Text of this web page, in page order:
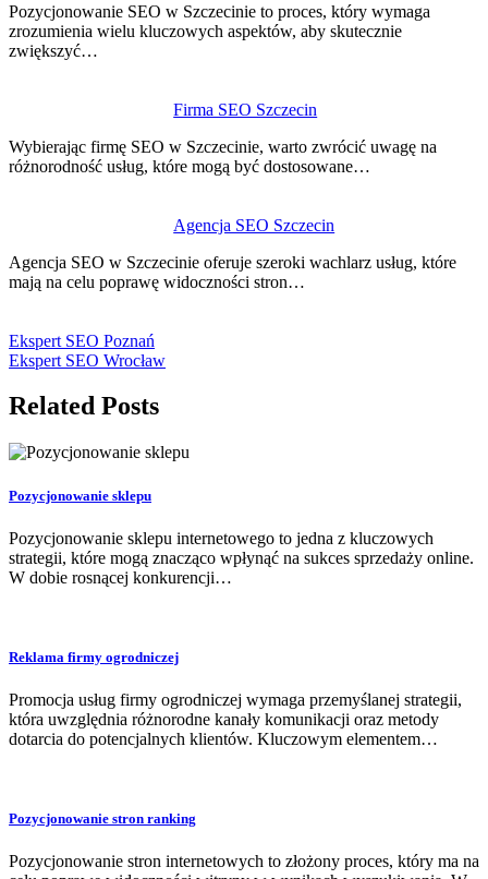
Pozycjonowanie SEO w Szczecinie to proces, który wymaga
zrozumienia wielu kluczowych aspektów, aby skutecznie
zwiększyć…
Firma SEO Szczecin
Wybierając firmę SEO w Szczecinie, warto zwrócić uwagę na
różnorodność usług, które mogą być dostosowane…
Agencja SEO Szczecin
Agencja SEO w Szczecinie oferuje szeroki wachlarz usług, które
mają na celu poprawę widoczności stron…
Ekspert SEO Poznań
Ekspert SEO Wrocław
Related Posts
Pozycjonowanie sklepu
Pozycjonowanie sklepu internetowego to jedna z kluczowych
strategii, które mogą znacząco wpłynąć na sukces sprzedaży online.
W dobie rosnącej konkurencji…
Reklama firmy ogrodniczej
Promocja usług firmy ogrodniczej wymaga przemyślanej strategii,
która uwzględnia różnorodne kanały komunikacji oraz metody
dotarcia do potencjalnych klientów. Kluczowym elementem…
Pozycjonowanie stron ranking
Pozycjonowanie stron internetowych to złożony proces, który ma na